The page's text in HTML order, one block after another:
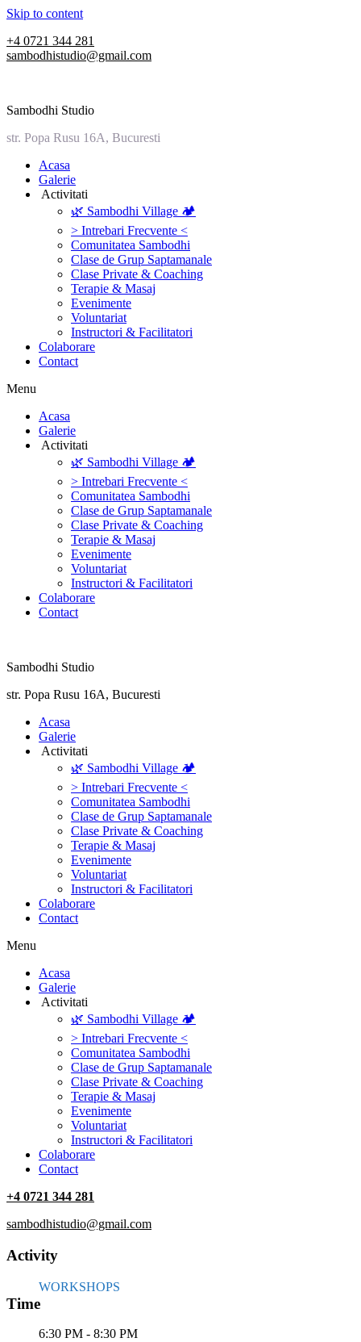
Skip to content
+4 0721 344 281
sambodhistudio@gmail.com
Sambodhi Studio
str. Popa Rusu 16A, Bucuresti
‎Acasa
Galerie
‎ ‎Activitati‎
🌿 Sambodhi Village 🏕️
> Intrebari Frecvente <
Comunitatea Sambodhi
Clase de Grup Saptamanale
Clase Private & Coaching
Terapie & Masaj
‎Evenimente
Voluntariat
‏‏‎Instructori & Facilitatori
Colaborare
Contact
Menu
‎Acasa
Galerie
‎ ‎Activitati‎
🌿 Sambodhi Village 🏕️
> Intrebari Frecvente <
Comunitatea Sambodhi
Clase de Grup Saptamanale
Clase Private & Coaching
Terapie & Masaj
‎Evenimente
Voluntariat
‏‏‎Instructori & Facilitatori
Colaborare
Contact
Sambodhi Studio
str. Popa Rusu 16A, Bucuresti
‎Acasa
Galerie
‎ ‎Activitati‎
🌿 Sambodhi Village 🏕️
> Intrebari Frecvente <
Comunitatea Sambodhi
Clase de Grup Saptamanale
Clase Private & Coaching
Terapie & Masaj
‎Evenimente
Voluntariat
‏‏‎Instructori & Facilitatori
Colaborare
Contact
Menu
‎Acasa
Galerie
‎ ‎Activitati‎
🌿 Sambodhi Village 🏕️
> Intrebari Frecvente <
Comunitatea Sambodhi
Clase de Grup Saptamanale
Clase Private & Coaching
Terapie & Masaj
‎Evenimente
Voluntariat
‏‏‎Instructori & Facilitatori
Colaborare
Contact
+4 0721 344 281
sambodhistudio@gmail.com
Activity
WORKSHOPS
Time
6:30 PM - 8:30 PM